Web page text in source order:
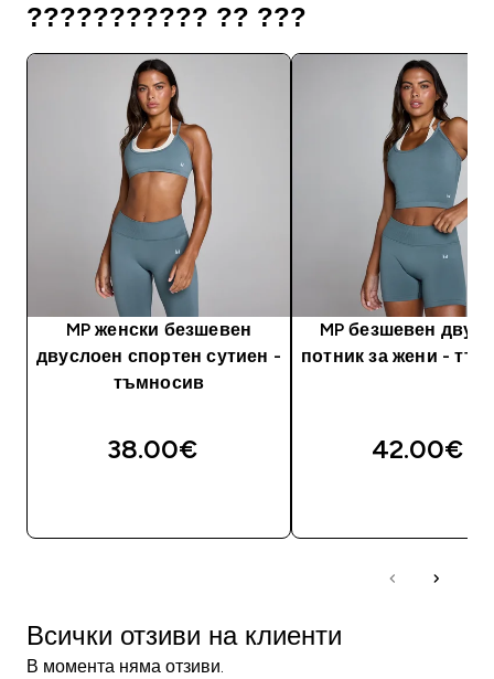
??????????? ?? ???
MP женски безшевен
двуслоен спортен сутиен -
тъмносив
38.00€‎
MP безшевен
потник за жени -
42.00€‎
Всички отзиви на клиенти
В момента няма отзиви.